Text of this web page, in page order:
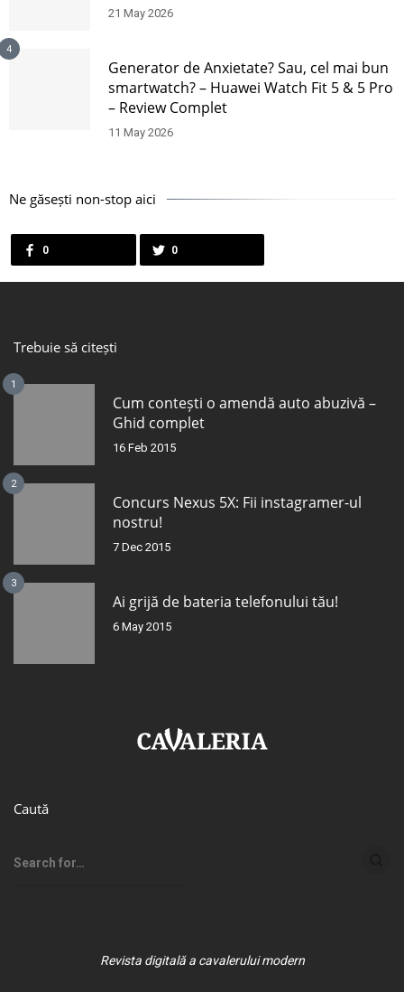
21 May 2026
4
Generator de Anxietate? Sau, cel mai bun
smartwatch? – Huawei Watch Fit 5 & 5 Pro
– Review Complet
11 May 2026
Ne găsești non-stop aici
0 0
Trebuie să citești
1
Cum contești o amendă auto abuzivă –
Ghid complet
16 Feb 2015
2
Concurs Nexus 5X: Fii instagramer-ul
nostru!
7 Dec 2015
3
Ai grijă de bateria telefonului tău!
6 May 2015
Caută
Revista digitală a cavalerului modern